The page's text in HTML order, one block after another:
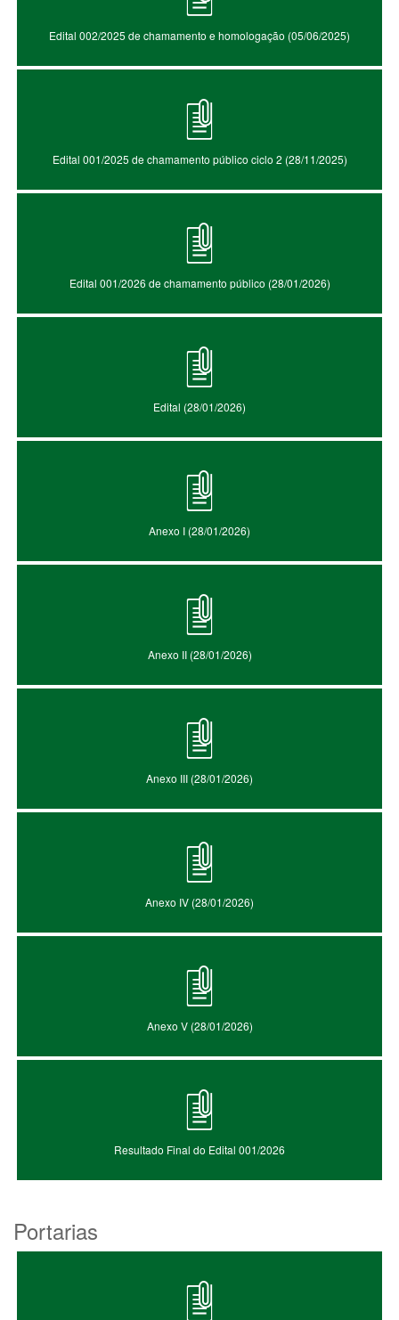
Edital 002/2025 de chamamento e homologação (05/06/2025)
Edital 001/2025 de chamamento público ciclo 2 (28/11/2025)
Edital 001/2026 de chamamento público (28/01/2026)
Edital (28/01/2026)
Anexo I (28/01/2026)
Anexo II (28/01/2026)
Anexo III (28/01/2026)
Anexo IV (28/01/2026)
Anexo V (28/01/2026)
Resultado Final do Edital 001/2026
Portarias